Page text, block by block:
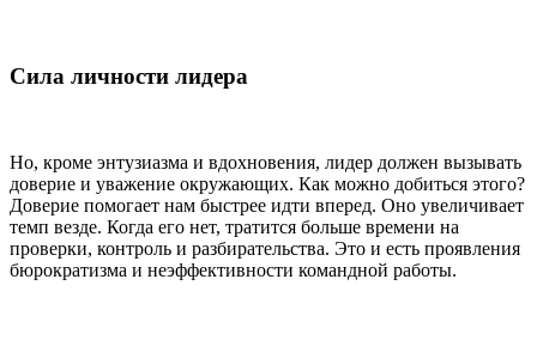
Сила личности лидера
Но, кроме энтузиазма и вдохновения, лидер должен вызывать
доверие и уважение окружающих. Как можно добиться этого?
Доверие помогает нам быстрее идти вперед. Оно увели­чивает
темп везде. Когда его нет, тратится больше времени на
проверки, контроль и разби­рательства. Это и есть проявления
бюрократизма и неэффективности командной работы.